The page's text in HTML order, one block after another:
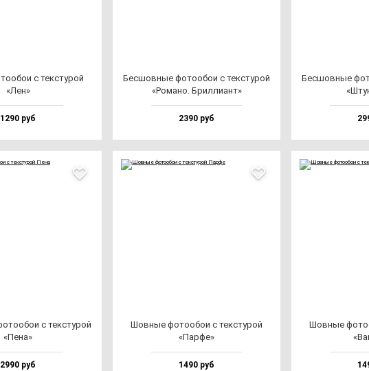
с тек­сту­рой
«Лен»
1290 руб
Бес­шов­ные фо­то­обои с тек­сту­рой
«Рома­но. Брил­ли­ант»
2390 руб
Бес­шов­ные
с тек­сту­рой
«Пена»
2990 руб
Шов­ные фо­то­обои с тек­сту­рой
«Пар­фе»
1490 руб
Шов­ные